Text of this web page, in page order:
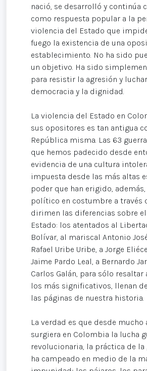
nació, se desarrolló y continúa
como respuesta popular a la
violencia del Estado que
fuego la existencia de una
establecimiento. No ha sido
un objetivo. Ha sido
para resistir la agresión y
democracia y la dignidad.
La violencia del Estado en
sus opositores es tan antigua
República misma. Las 63
que hemos padecido desde
evidencia de una cultura
impuesta desde las más altas
poder que han erigido,
político en costumbre a través
dirimen las diferencias sobre
Estado: los atentados al
Bolívar, al mariscal Antonio
Rafael Uribe Uribe, a Jorge
Jaime Pardo Leal, a Bernardo
Carlos Galán, para sólo resaltar
los más significativos, llenan
las páginas de nuestra historia.
La verdad es que desde mucho
surgiera en Colombia la lucha
revolucionaria, la práctica de la
ha campeado en medio de la